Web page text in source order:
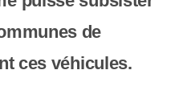
de
ces véhicules.